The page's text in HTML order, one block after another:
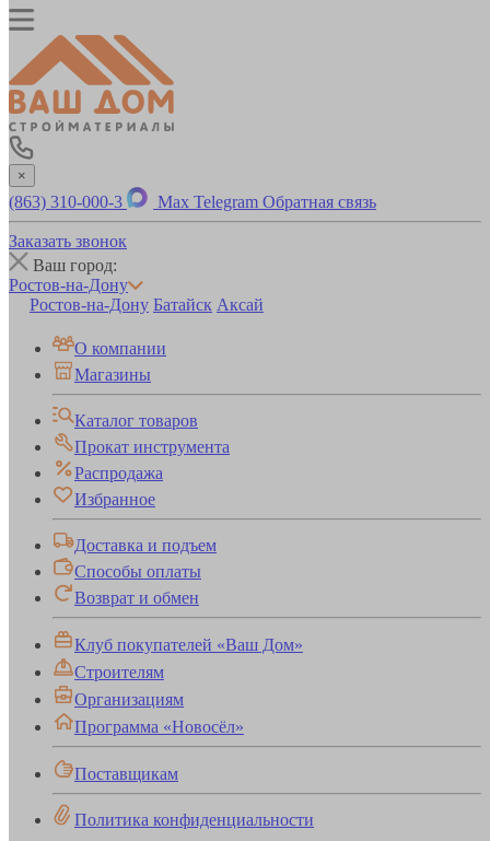
×
(863) 310-000-3 Max Telegram Обратная связь
Заказать звонок
Ваш город:
Ростов-на-Дону
Ростов-на-Дону Батайск Аксай
О компании
Магазины
Каталог товаров
Прокат инструмента
Распродажа
Избранное
Доставка и подъем
Способы оплаты
Возврат и обмен
Клуб покупателей «Ваш Дом»
Строителям
Организациям
Программа «Новосёл»
Поставщикам
Политика конфиденциальности